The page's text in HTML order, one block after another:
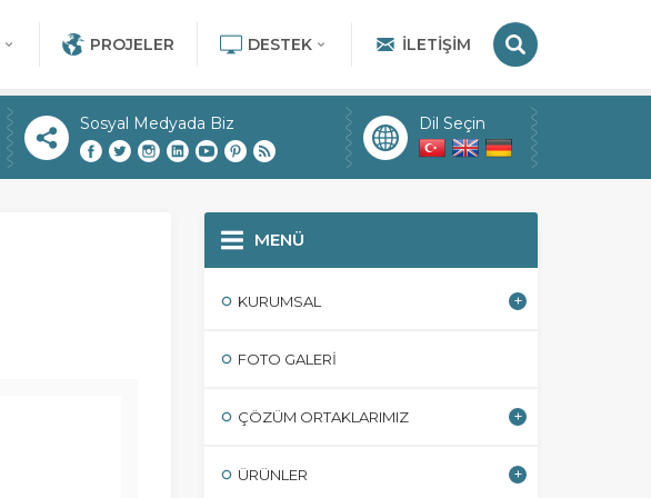
PROJELER DESTEK İLETIŞIM
Sosyal Medyada Biz Dil Seçin
MENÜ
KURUMSAL
FOTO GALERI
ÇÖZÜM ORTAKLARIMIZ
ÜRÜNLER